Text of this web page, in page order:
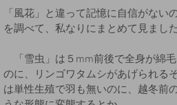
「風花」と違って記憶に自信がない
を調べて、私なりにまとめて見ました
「雪虫」は５mm前後で全身が綿
のに、リンゴワタムシがあげられる
は単性生殖で羽も無いのに、越冬前